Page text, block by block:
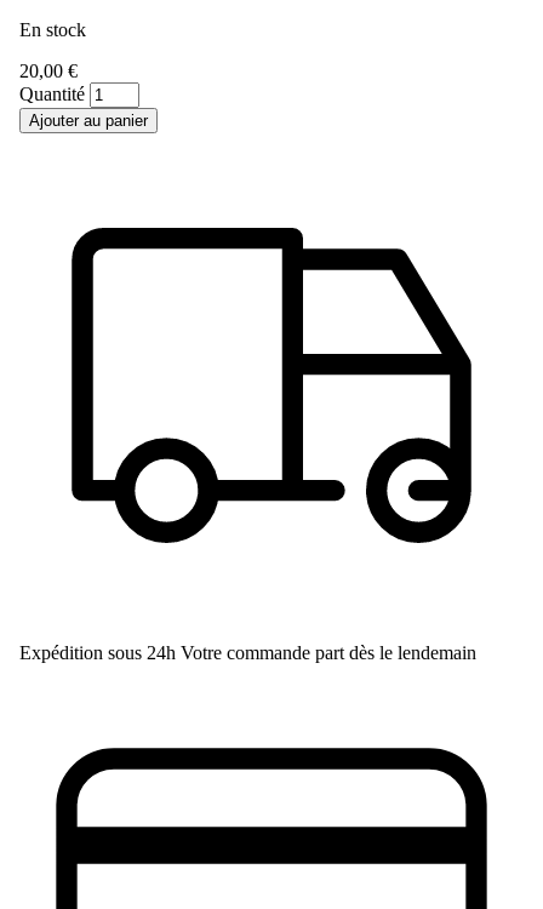
En stock
20,00 €
Quantité
Ajouter au panier
Expédition sous 24h Votre commande part dès le lendemain